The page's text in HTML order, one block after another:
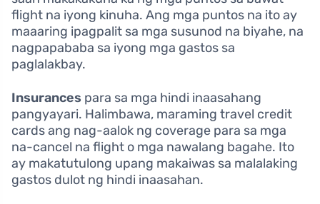
flight na iyong kinuha. Ang mga puntos na ito ay
maaaring ipagpalit sa mga susunod na biyahe, na
nagpapababa sa iyong mga gastos sa
paglalakbay.
Insurances para sa mga hindi inaasahang
pangyayari. Halimbawa, maraming travel credit
cards ang nag-aalok ng coverage para sa mga
na-cancel na flight o mga nawalang bagahe. Ito
ay makatutulong upang makaiwas sa malalaking
gastos dulot ng hindi inaasahan.